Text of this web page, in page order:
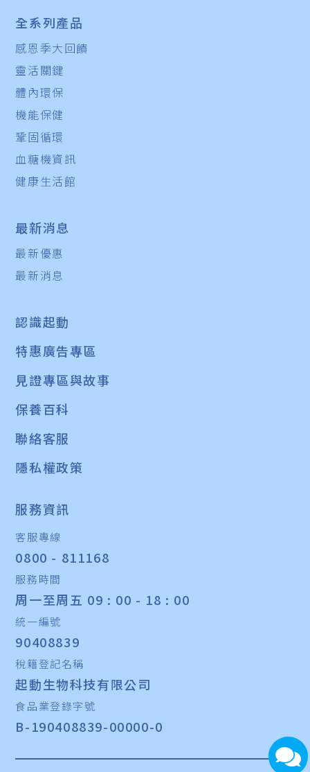
全系列產品
感恩季大回饋
靈活關鍵
體內環保
機能保健
鞏固循環
血糖機資訊
健康生活館
最新消息
最新優惠
最新消息
認識起動
特惠廣告專區
見證專區與故事
保養百科
聯絡客服
隱私權政策
服務資訊
客服專線
0800 - 811168
服務時間
周一至周五 09 : 00 - 18 : 00
統一編號
90408839
稅籍登記名稱
起動生物科技有限公司
食品業登錄字號
B-190408839-00000-0